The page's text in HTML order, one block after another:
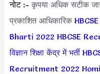
नोट :-कृपया अधिक सटीक
प्रकाशित आधिकारिक
Bharti 2022 HBCSE
विज्ञान शिक्षा केंद्र में भर्ती
Recruitment 2022